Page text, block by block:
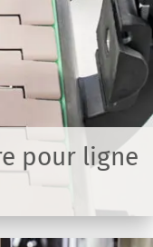
pour ligne